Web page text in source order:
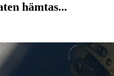
hämtas...